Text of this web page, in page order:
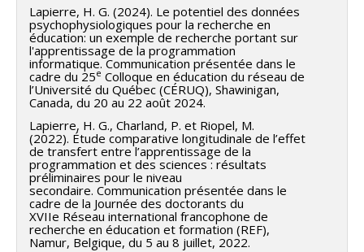
Lapierre, H. G. (2024). Le potentiel des données
psychophysiologiques pour la recherche en
éducation: un exemple de recherche portant sur
l'apprentissage de la programmation
informatique. Communication présentée dans le
cadre du 25e Colloque en éducation du réseau de
l’Université du Québec (CÉRUQ), Shawinigan,
Canada, du 20 au 22 août 2024.
Lapierre, H. G., Charland, P. et Riopel, M.
(2022). Étude comparative longitudinale de l’effet
de transfert entre l’apprentissage de la
programmation et des sciences : résultats
préliminaires pour le niveau
secondaire. Communication présentée dans le
cadre de la Journée des doctorants du
XVIIe Réseau international francophone de
recherche en éducation et formation (REF),
Namur, Belgique, du 5 au 8 juillet, 2022.